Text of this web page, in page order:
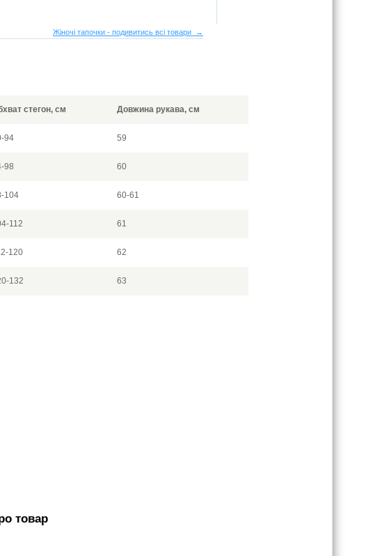
Жіночі тапочки - подивитись всі товари →
стегон, см Довжина рукава, см
94 59
98 60
104 60-61
112 61
120 62
132 63
товар